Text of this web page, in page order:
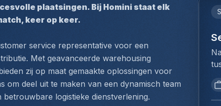
plaatsingen. Bij Homini staat elk
keer op keer.
service representative voor een
Met geavanceerde warehousing
zij op maat gemaakte oplossingen voor
om deel uit te maken van een dynamisch team
logistieke dienstverlening.